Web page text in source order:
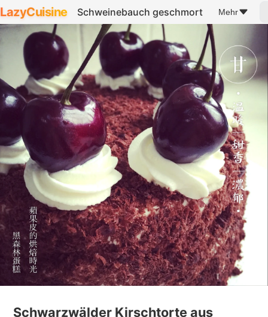
LazyCuisine Schweinebauch geschmort Mehr
Schwarzwälder Kirschtorte aus